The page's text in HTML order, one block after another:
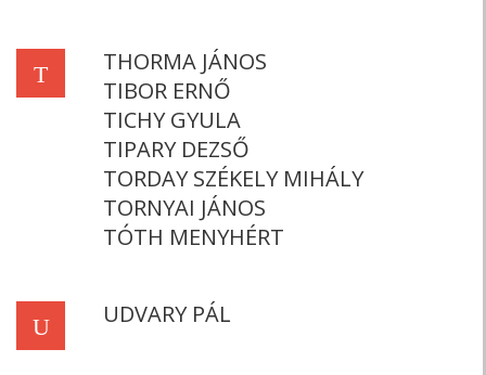
T
THORMA JÁNOS
TIBOR ERNŐ
TICHY GYULA
TIPARY DEZSŐ
TORDAY SZÉKELY MIHÁLY
TORNYAI JÁNOS
TÓTH MENYHÉRT
U UDVARY PÁL